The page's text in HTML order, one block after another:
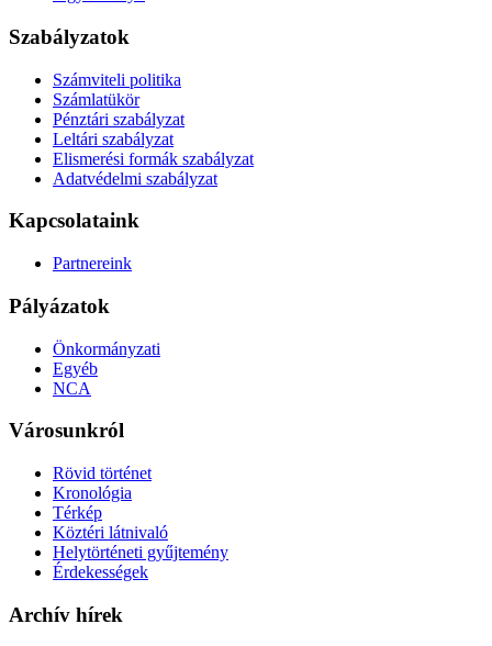
Szabályzatok
Számviteli politika
Számlatükör
Pénztári szabályzat
Leltári szabályzat
Elismerési formák szabályzat
Adatvédelmi szabályzat
Kapcsolataink
Partnereink
Pályázatok
Önkormányzati
Egyéb
NCA
Városunkról
Rövid történet
Kronológia
Térkép
Köztéri látnivaló
Helytörténeti gyűjtemény
Érdekességek
Archív hírek